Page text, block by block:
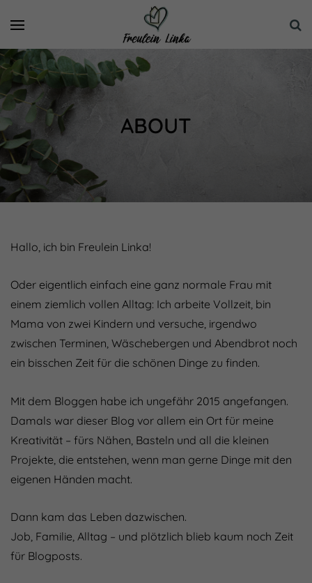
ABOUT
Hallo, ich bin Freulein Linka!
Oder eigentlich einfach eine ganz normale Frau mit
einem ziemlich vollen Alltag: Ich arbeite Vollzeit, bin
Mama von zwei Kindern und versuche, irgendwo
zwischen Terminen, Wäschebergen und Abendbrot noch
ein bisschen Zeit für die schönen Dinge zu finden.
Mit dem Bloggen habe ich ungefähr 2015 angefangen.
Damals war dieser Blog vor allem ein Ort für meine
Kreativität – fürs Nähen, Basteln und all die kleinen
Projekte, die entstehen, wenn man gerne Dinge mit den
eigenen Händen macht.
Dann kam das Leben dazwischen.
Job, Familie, Alltag – und plötzlich blieb kaum noch Zeit
für Blogposts.